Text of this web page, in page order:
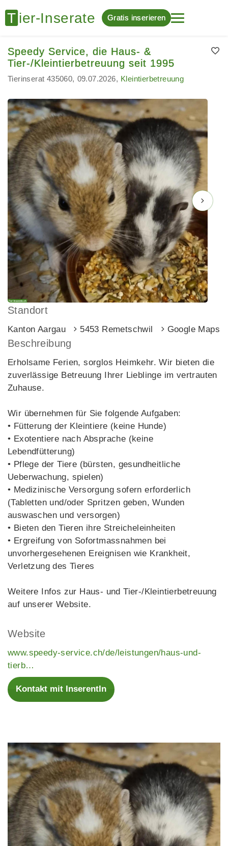
Gratis inserieren
Speedy Service, die Haus- &
Tier-/Kleintierbetreuung seit 1995
Tierinserat 435060 09.07.2026 Kleintierbetreuung
Standort
Kanton Aargau 5453 Remetschwil Google Maps
Beschreibung
Erholsame Ferien, sorglos Heimkehr. Wir bieten die
zuverlässige Betreuung Ihrer Lieblinge im vertrauten
Zuhause.
Wir übernehmen für Sie folgende Aufgaben:
• Fütterung der Kleintiere (keine Hunde)
• Exotentiere nach Absprache (keine
Lebendfütterung)
• Pflege der Tiere (bürsten, gesundheitliche
Ueberwachung, spielen)
• Medizinische Versorgung sofern erforderlich
(Tabletten und/oder Spritzen geben, Wunden
auswaschen und versorgen)
• Bieten den Tieren ihre Streicheleinheiten
• Ergreifung von Sofortmassnahmen bei
unvorhergesehenen Ereignisen wie Krankheit,
Verletzung des Tieres
Weitere Infos zur Haus- und Tier-/Kleintierbetreuung
auf unserer Website.
Website
www.speedy-service.ch/de/leistungen/haus-und-
tierb…
Kontakt mit InserentIn